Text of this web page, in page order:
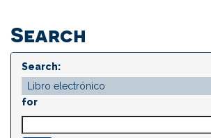
Search
Search:
for